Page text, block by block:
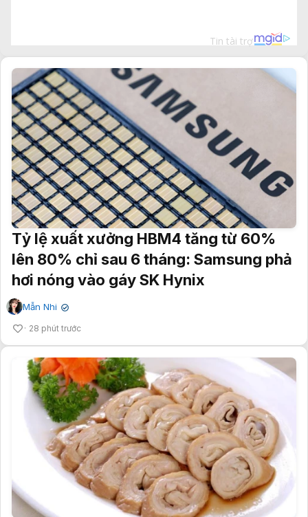
Tỷ lệ xuất xưởng HBM4 tăng từ 60%
lên 80% chỉ sau 6 tháng: Samsung phả
hơi nóng vào gáy SK Hynix
Mẫn Nhi ✔
28 phút trước